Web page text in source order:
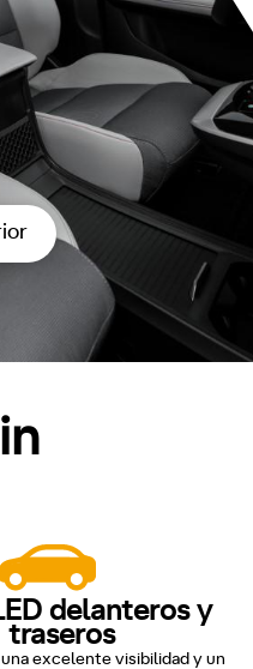
delanteros y
traseros
excelente visibilidad y un